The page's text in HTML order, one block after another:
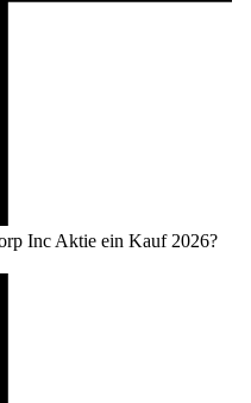
Inc Aktie ein Kauf 2026?